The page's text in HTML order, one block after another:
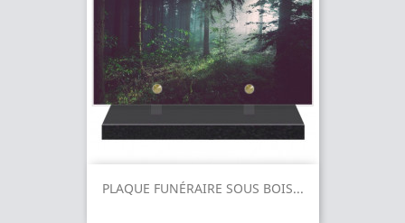
PLAQUE FUNÉRAIRE SOUS BOIS...